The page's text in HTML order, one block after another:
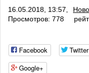
16.05.2018, 13:57,
Просмотров: 778
Facebook Twitter
Google+